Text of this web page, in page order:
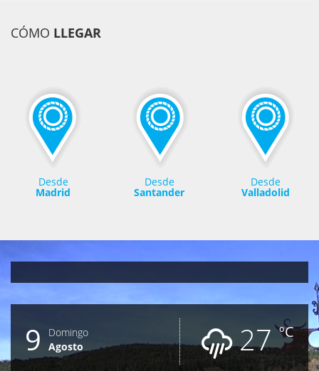
CÓMO LLEGAR
Desde
Madrid
Desde
Santander
Desde
Valladolid
ºC
27
9
Domingo
Agosto